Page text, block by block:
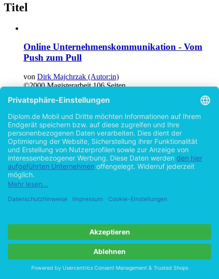
Titel
Online Unternehmenskommunikation - Vom
Push zum Pull
von Dirk Majchrzak (Autor:in)
©2000 Magisterarbeit 106 Seiten
Hilfe/FAQ
Datenschutz
AGB
Vertrag widerrufen
Zur Desktop-Version
Copyright ©Imprint in der Bedey & Thoms Media GmbH powered
byOpen Publishing
Cookie-Einstellungen